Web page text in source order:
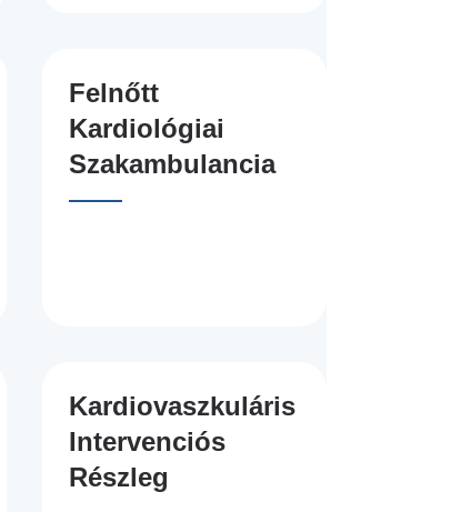
Felnőtt
Kardiológiai
Szakambulancia
Kardiovaszkuláris
Intervenciós
Részleg